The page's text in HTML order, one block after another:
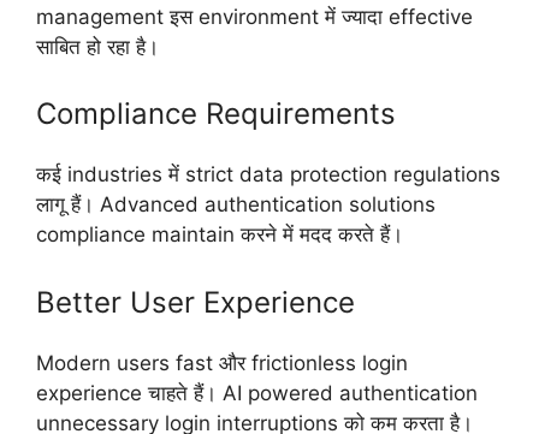
management इस environment में ज्यादा effective
साबित हो रहा है।
Compliance Requirements
कई industries में strict data protection regulations
लागू हैं। Advanced authentication solutions
compliance maintain करने में मदद करते हैं।
Better User Experience
Modern users fast और frictionless login
experience चाहते हैं। AI powered authentication
unnecessary login interruptions को कम करता है।